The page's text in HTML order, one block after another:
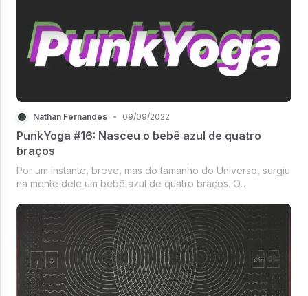
Nathan Fernandes • 09/09/2022
PunkYoga #16: Nasceu o bebê azul de quatro
braços
Por um instante, breve, mas do tamanho do Universo, surgiu
na mente dele um bebê azul de quatro braços. O
que Pedro Paulo ia ligar para mais um cliente a fim de
oferecer o novo plano de benef...